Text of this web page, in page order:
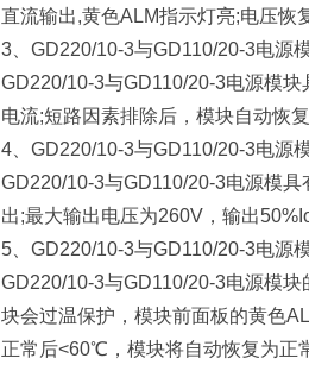
直流输出,黄色ALM指示灯亮;电压恢
3、GD220/10-3与GD110/20-3电源
GD220/10-3与GD110/20-3电源模
电流;短路因素排除后，模块自动恢复
4、GD220/10-3与GD110/20-3电源
GD220/10-3与GD110/20-3电源模
出;最大输出电压为260V，输出
5、GD220/10-3与GD110/20-3电源
GD220/10-3与GD110/20-3电源模
块会过温保护，模块前面板的黄色
正常后<60℃，模块将自动恢复为正